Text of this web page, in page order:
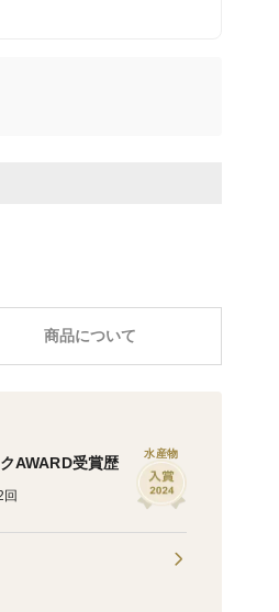
商品について
AWARD受賞歴
水産物